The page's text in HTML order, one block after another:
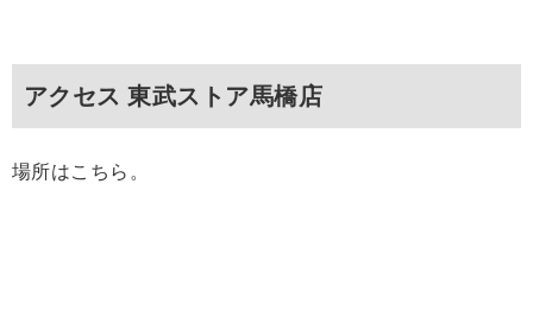
アクセス 東武ストア馬橋店
場所はこちら。